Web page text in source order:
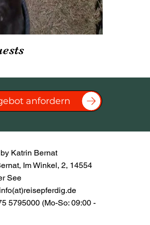
anfordern
Katrin Bernat
Im Winkel, 2, 14554
See
5795000 (Mo-So: 09:00 -